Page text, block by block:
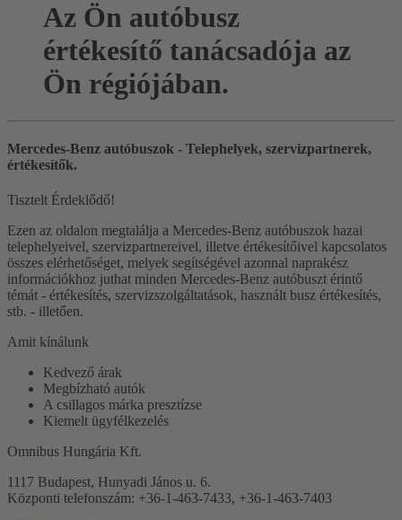
Az Ön autóbusz
értékesítő tanácsadója az
Ön régiójában.
Mercedes-Benz autóbuszok - Telephelyek, szervizpartnerek,
értékesítők.
Tisztelt Érdeklődő!
Ezen az oldalon megtalálja a Mercedes-Benz autóbuszok hazai
telephelyeivel, szervizpartnereivel, illetve értékesítőivel kapcsolatos
összes elérhetőséget, melyek segítségével azonnal naprakész
információkhoz juthat minden Mercedes-Benz autóbuszt érintő
témát - értékesítés, szervizszolgáltatások, használt busz értékesítés,
stb. - illetően.
Amit kínálunk
Kedvező árak
Megbízható autók
A csillagos márka presztízse
Kiemelt ügyfélkezelés
Omnibus Hungária Kft.
1117 Budapest, Hunyadi János u. 6.
Központi telefonszám: +36-1-463-7433, +36-1-463-7403